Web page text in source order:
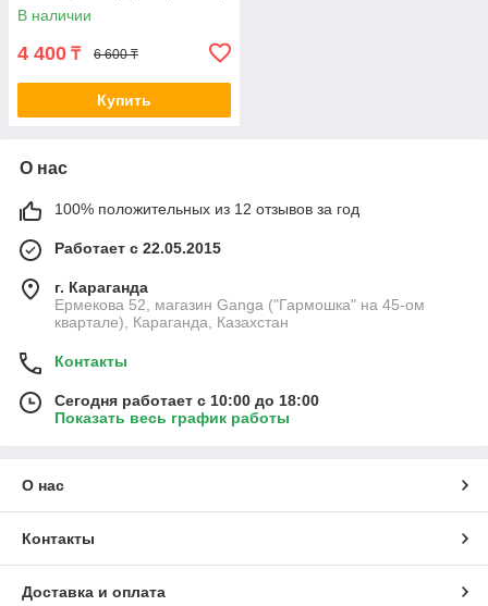
В наличии
4 400 ₸ 6 600 ₸
Купить
О нас
100% положительных из 12 отзывов за год
Работает с 22.05.2015
г. Караганда
Ермекова 52, магазин Ganga ("Гармошка" на 45-ом
квартале), Караганда, Казахстан
Контакты
Сегодня работает с 10:00 до 18:00
Показать весь график работы
О нас
Контакты
Доставка и оплата